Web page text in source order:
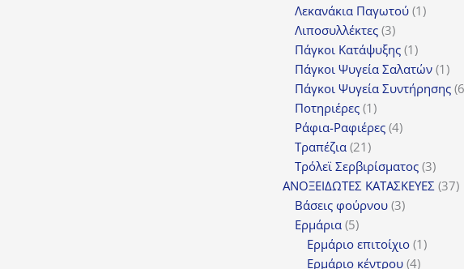
προϊόντα
Λεκανάκια Παγωτού 11
Λιποσυλλέκτες 33
προϊόντα
Πάγκοι Κατάψυξης 11
προϊόν
Πάγκοι Ψυγεία Σαλατών 11
Πάγκοι Ψυγεία Συντήρησης 6
Ποτηριέρες 11
προϊόν
Ράφια-Ραφιέρες 44
Τραπέζια 2121
προϊόντα
Τρόλεϊ Σερβιρίσματος 33
ΑΝΟΞΕΙΔΩΤΕΣ ΚΑΤΑΣΚΕΥΕΣ 3737
Βάσεις φούρνου 33
Ερμάρια 55
προϊόντα
Ερμάριο επιτοίχιο 11
Ερμάριο κέντρου 44